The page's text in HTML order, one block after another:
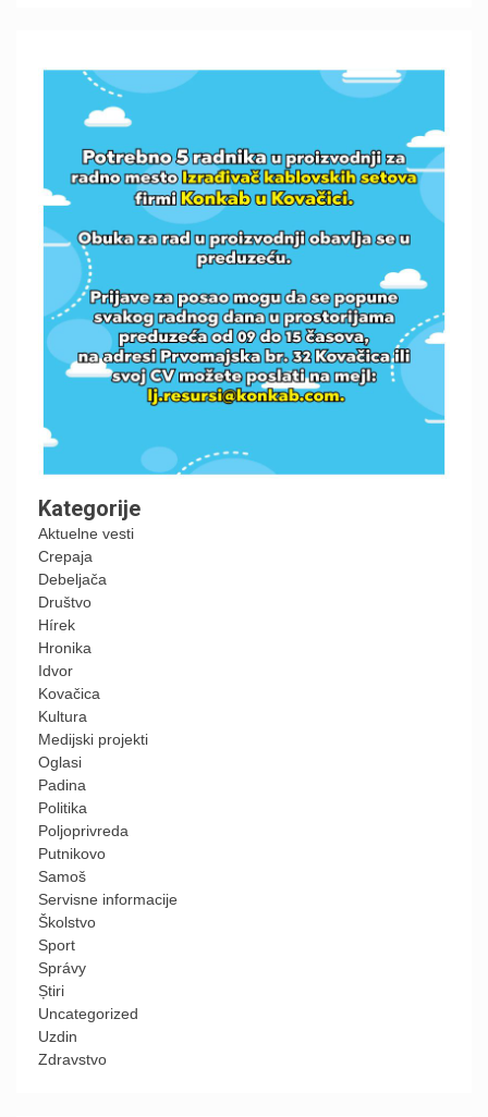
Kategorije
Aktuelne vesti
Crepaja
Debeljača
Društvo
Hírek
Hronika
Idvor
Kovačica
Kultura
Medijski projekti
Oglasi
Padina
Politika
Poljoprivreda
Putnikovo
Samoš
Servisne informacije
Školstvo
Sport
Správy
Știri
Uncategorized
Uzdin
Zdravstvo